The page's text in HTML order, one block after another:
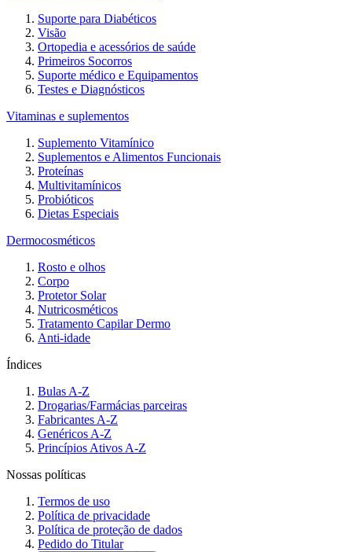
Suporte para Diabéticos
Visão
Ortopedia e acessórios de saúde
Primeiros Socorros
Suporte médico e Equipamentos
Testes e Diagnósticos
Vitaminas e suplementos
Suplemento Vitamínico
Suplementos e Alimentos Funcionais
Proteínas
Multivitamínicos
Probióticos
Dietas Especiais
Dermocosméticos
Rosto e olhos
Corpo
Protetor Solar
Nutricosméticos
Tratamento Capilar Dermo
Anti-idade
Índices
Bulas A-Z
Drogarias/Farmácias parceiras
Fabricantes A-Z
Genéricos A-Z
Princípios Ativos A-Z
Nossas políticas
Termos de uso
Política de privacidade
Política de proteção de dados
Pedido do Titular